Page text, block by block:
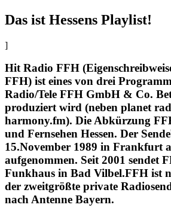
Das ist Hessens Playlist!
]
Hit Radio FFH
FFH) ist eines von drei
Radio/Tele FFH GmbH & Co.
produziert wird (neben planet
harmony.fm). Die Abkürzung
und Fernsehen Hessen. Der
15.November 1989 in Frankfurt
aufgenommen. Seit 2001 sendet
Funkhaus in Bad Vilbel.FFH ist
der zweitgrößte private
nach Antenne Bayern.